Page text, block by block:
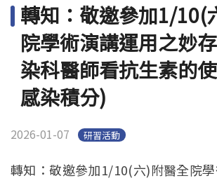
借用項目
AI專區
轉知：敬邀參加1/10(
院學術演講運用之妙
染科醫師看抗生素的
感染積分)
2026-01-07 研習活動
轉知：敬邀參加1/10(六)附醫全院